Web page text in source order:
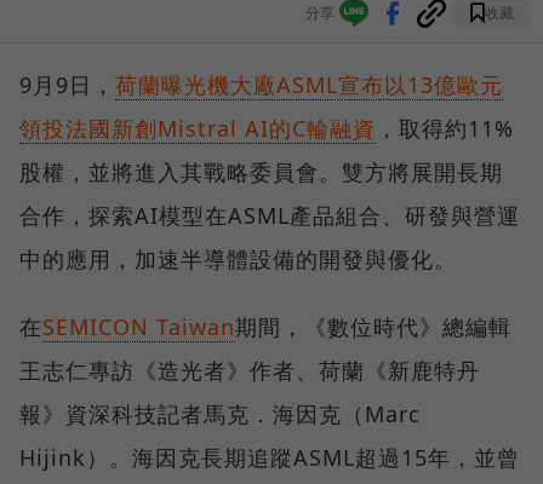
分享 收藏
9月9日， 荷蘭曝光機大廠ASML宣布以13億歐元
領投法國新創Mistral AI的C輪融資 ，取得約11%
股權，並將進入其戰略委員會。雙方將展開長期
合作，探索AI模型在ASML產品組合、研發與營運
中的應用，加速半導體設備的開發與優化。
在SEMICON Taiwan期間，《數位時代》總編輯
王志仁專訪《造光者》作者、荷蘭《新鹿特丹
報》資深科技記者馬克．海因克（Marc
Hijink）。海因克長期追蹤ASML超過15年，並曾